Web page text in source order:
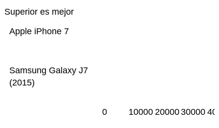
Superior es mejor
Samsung Galaxy J7
(2015)
Apple iPhone 7
0 10000 2000030000